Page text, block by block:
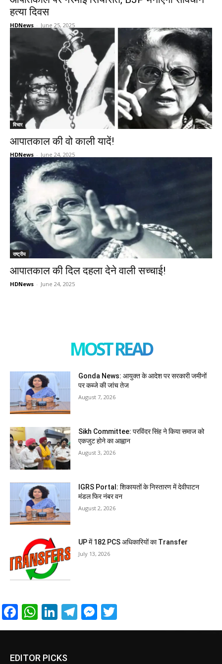
हत्या दिवस
HDNews - June 25, 2025
विचार
आपातकाल की वो काली यादें!
HDNews - June 24, 2025
राष्ट्रीय
आपातकाल की दिल दहला देने वाली सच्चाई!
HDNews - June 24, 2025
MOST READ
Gonda News: आयुक्त के आदेश पर सरकारी जमीनों
पर कब्जे की जांच तेज
August 7, 2026
Sikh Committee: परविंदर सिंह ने किया समाज को
एकजुट होने का आह्वान
August 3, 2026
IGRS Portal: शिकायतों के निस्तारण में देवीपाटन
मंडल फिर नंबर वन
August 2, 2026
UP में 182 PCS अधिकारियों का Transfer
July 13, 2026
Facebook
WhatsApp
LinkedIn
Telegram
Messenger
EDITOR PICKS